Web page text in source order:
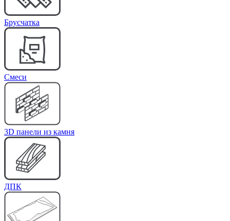
Брусчатка
Cмеси
3D панели из камня
ДПК